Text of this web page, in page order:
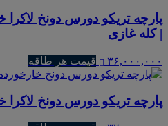
پارچه تریکو دورس دونخ
| کله غازی
۳۶,۰۰۰,۰۰۰ قیمت هر طاقه
پارچه تریکو دورس دونخ